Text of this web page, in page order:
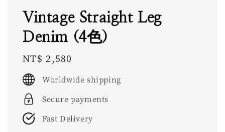
Vintage Straight Leg
Denim (4色)
Regular
price
NT$ 2,580
Worldwide shipping
Secure payments
Fast Delivery